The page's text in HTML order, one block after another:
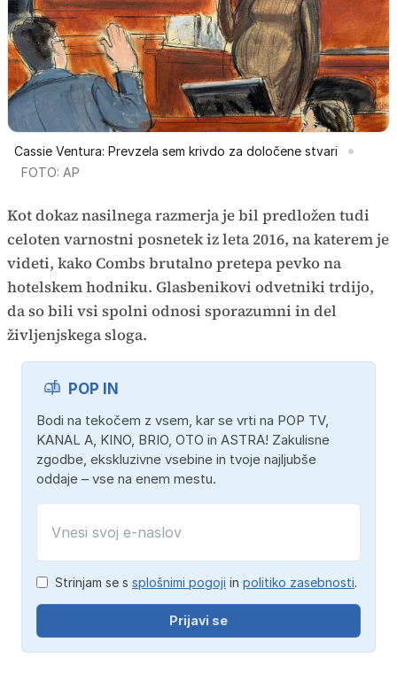
Cassie Ventura: Prevzela sem krivdo za določene stvari
FOTO: AP
Kot dokaz nasilnega razmerja je bil predložen tudi
celoten varnostni posnetek iz leta 2016, na katerem je
videti, kako Combs brutalno pretepa pevko na
hotelskem hodniku. Glasbenikovi odvetniki trdijo,
da so bili vsi spolni odnosi sporazumni in del
življenjskega sloga.
POP IN
Bodi na tekočem z vsem, kar se vrti na POP TV,
KANAL A, KINO, BRIO, OTO in ASTRA! Zakulisne
zgodbe, ekskluzivne vsebine in tvoje najljubše
oddaje – vse na enem mestu.
Strinjam se s splošnimi pogoji in politiko zasebnosti.
Prijavi se